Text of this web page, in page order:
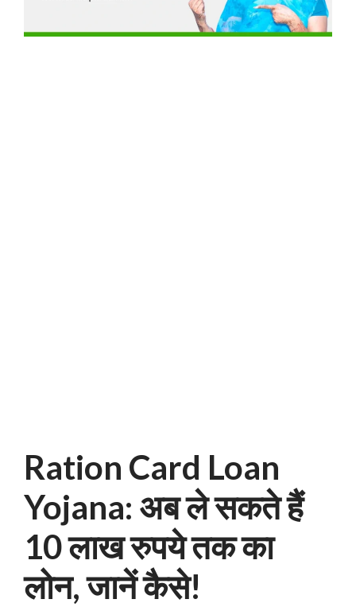
Ration Card Loan
Yojana: अब ले सकते हैं
10 लाख रुपये तक का
लोन, जानें कैसे!